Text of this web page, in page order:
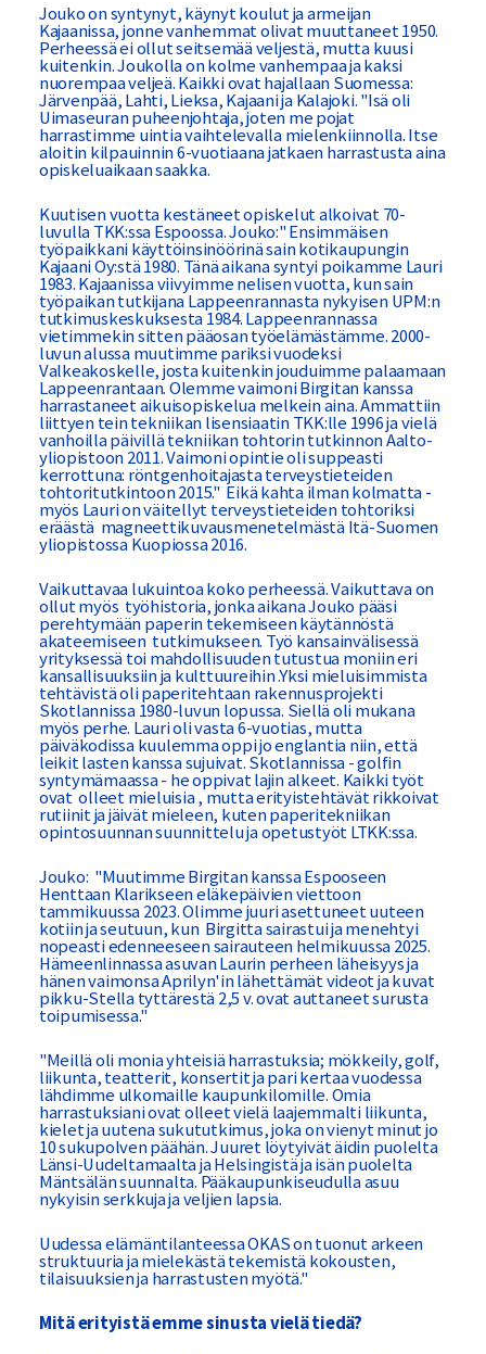
Jouko on syntynyt, käynyt koulut ja armeijan
Kajaanissa, jonne vanhemmat olivat muuttaneet 1950.
Perheessä ei ollut seitsemää veljestä, mutta kuusi
kuitenkin. Joukolla on kolme vanhempaa ja kaksi
nuorempaa veljeä. Kaikki ovat hajallaan Suomessa:
Järvenpää, Lahti, Lieksa, Kajaani ja Kalajoki. "Isä oli
Uimaseuran puheenjohtaja, joten me pojat
harrastimme uintia vaihtelevalla mielenkiinnolla. Itse
aloitin kilpauinnin 6-vuotiaana jatkaen harrastusta aina
opiskeluaikaan saakka.
Kuutisen vuotta kestäneet opiskelut alkoivat 70-
luvulla TKK:ssa Espoossa. Jouko:" Ensimmäisen
työpaikkani käyttöinsinöörinä sain kotikaupungin
Kajaani Oy:stä 1980. Tänä aikana syntyi poikamme Lauri
1983. Kajaanissa viivyimme nelisen vuotta, kun sain
työpaikan tutkijana Lappeenrannasta nykyisen UPM:n
tutkimuskeskuksesta 1984. Lappeenrannassa
vietimmekin sitten pääosan työelämästämme. 2000-
luvun alussa muutimme pariksi vuodeksi
Valkeakoskelle, josta kuitenkin jouduimme palaamaan
Lappeenrantaan. Olemme vaimoni Birgitan kanssa
harrastaneet aikuisopiskelua melkein aina. Ammattiin
liittyen tein tekniikan lisensiaatin TKK:lle 1996 ja vielä
vanhoilla päivillä tekniikan tohtorin tutkinnon Aalto-
yliopistoon 2011. Vaimoni opintie oli suppeasti
kerrottuna: röntgenhoitajasta terveystieteiden
tohtoritutkintoon 2015." Eikä kahta ilman kolmatta -
myös Lauri on väitellyt terveystieteiden tohtoriksi
eräästä magneettikuvausmenetelmästä Itä-Suomen
yliopistossa Kuopiossa 2016.
Vaikuttavaa lukuintoa koko perheessä. Vaikuttava on
ollut myös työhistoria, jonka aikana Jouko pääsi
perehtymään paperin tekemiseen käytännöstä
akateemiseen tutkimukseen. Työ kansainvälisessä
yrityksessä toi mahdollisuuden tutustua moniin eri
kansallisuuksiin ja kulttuureihin .Yksi mieluisimmista
tehtävistä oli paperitehtaan rakennusprojekti
Skotlannissa 1980-luvun lopussa. Siellä oli mukana
myös perhe. Lauri oli vasta 6-vuotias, mutta
päiväkodissa kuulemma oppi jo englantia niin, että
leikit lasten kanssa sujuivat. Skotlannissa - golfin
syntymämaassa - he oppivat lajin alkeet. Kaikki työt
ovat olleet mieluisia , mutta erityistehtävät rikkoivat
rutiinit ja jäivät mieleen, kuten paperitekniikan
opintosuunnan suunnittelu ja opetustyöt LTKK:ssa.
Jouko: "Muutimme Birgitan kanssa Espooseen
Henttaan Klarikseen eläkepäivien viettoon
tammikuussa 2023. Olimme juuri asettuneet uuteen
kotiin ja seutuun, kun Birgitta sairastui ja menehtyi
nopeasti edenneeseen sairauteen helmikuussa 2025.
Hämeenlinnassa asuvan Laurin perheen läheisyys ja
hänen vaimonsa Aprilyn'in lähettämät videot ja kuvat
pikku-Stella tyttärestä 2,5 v. ovat auttaneet surusta
toipumisessa."
"Meillä oli monia yhteisiä harrastuksia; mökkeily, golf,
liikunta, teatterit, konsertit ja pari kertaa vuodessa
lähdimme ulkomaille kaupunkilomille. Omia
harrastuksiani ovat olleet vielä laajemmalti liikunta,
kielet ja uutena sukututkimus, joka on vienyt minut jo
10 sukupolven päähän. Juuret löytyivät äidin puolelta
Länsi-Uudeltamaalta ja Helsingistä ja isän puolelta
Mäntsälän suunnalta. Pääkaupunkiseudulla asuu
nykyisin serkkuja ja veljien lapsia.
Uudessa elämäntilanteessa OKAS on tuonut arkeen
struktuuria ja mielekästä tekemistä kokousten,
tilaisuuksien ja harrastusten myötä."
Mitä erityistä emme sinusta vielä tiedä?